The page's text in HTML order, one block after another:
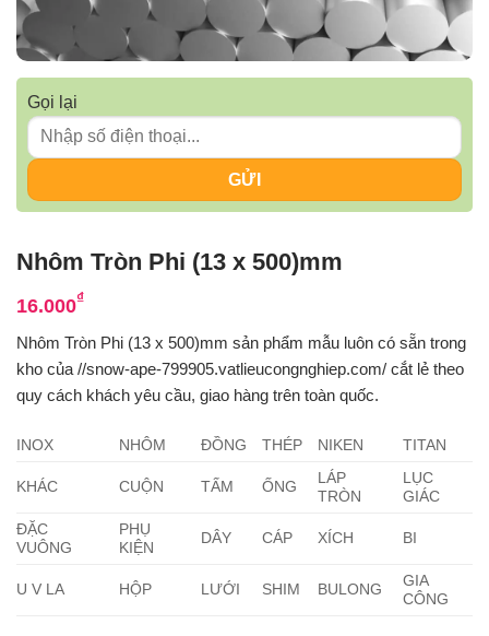
Gọi lại
Nhôm Tròn Phi (13 x 500)mm
16.000₫
Nhôm Tròn Phi (13 x 500)mm sản phẩm mẫu luôn có sẵn trong
kho của //snow-ape-799905.vatlieucongnghiep.com/ cắt lẻ theo
quy cách khách yêu cầu, giao hàng trên toàn quốc.
INOX NHÔM ĐỒNG THÉP NIKEN TITAN
KHÁC CUỘN TẤM ỐNG
LÁP
TRÒN
LỤC
GIÁC
ĐẶC
VUÔNG
PHỤ
KIỆN
DÂY CÁP XÍCH BI
U V LA HỘP LƯỚI SHIM BULONG
GIA
CÔNG